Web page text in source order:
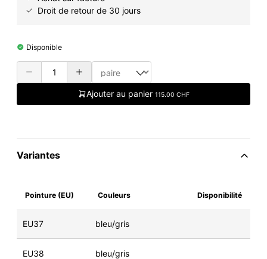
Droit de retour de 30 jours
Disponible
Ajouter au panier 115.00 CHF
Variantes
Pointure (EU) Couleurs Disponibilité
EU37 bleu/gris
EU38 bleu/gris